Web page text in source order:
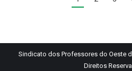
Sindicato dos Professores do Oeste
Direitos